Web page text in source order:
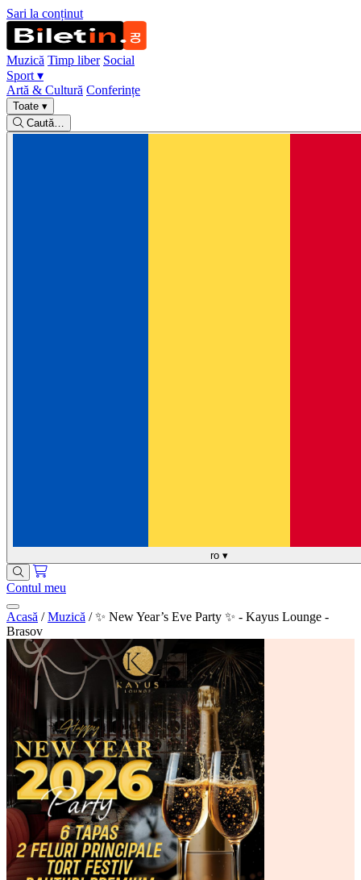
Sari la conținut
Muzică Timp liber Social
Sport ▾
Artă & Cultură Conferințe
Toate ▾
Caută…
ro ▾
Contul meu
Acasă / Muzică / ✨ New Year’s Eve Party ✨ - Kayus Lounge -
Brasov